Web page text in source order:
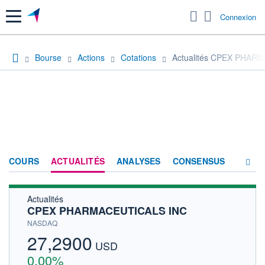
Menu Connexion
Bourse Actions Cotations Actualités CPEX
COURS ACTUALITÉS ANALYSES CONSENSUS
Actualités
CPEX PHARMACEUTICALS INC
NASDAQ
27,2900 USD
0,00%